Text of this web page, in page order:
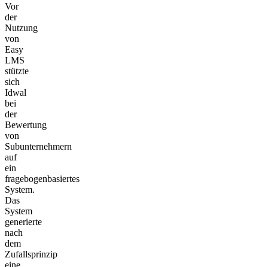
Vor
der
Nutzung
von
Easy
LMS
stützte
sich
Idwal
bei
der
Bewertung
von
Subunternehmern
auf
ein
fragebogenbasiertes
System.
Das
System
generierte
nach
dem
Zufallsprinzip
eine